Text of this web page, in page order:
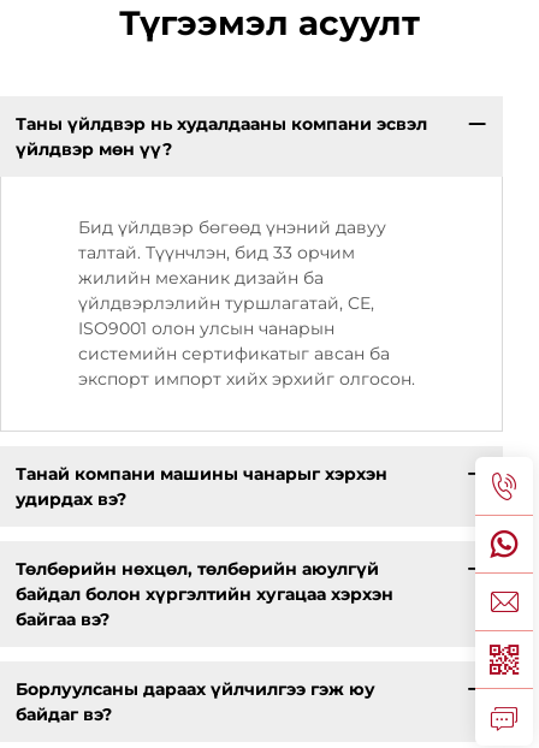
Түгээмэл асуулт
Таны үйлдвэр нь худалдааны компани эсвэл
үйлдвэр мөн үү?
Бид үйлдвэр бөгөөд үнэний давуу
талтай. Түүнчлэн, бид 33 орчим
жилийн механик дизайн ба
үйлдвэрлэлийн туршлагатай, CE,
ISO9001 олон улсын чанарын
системийн сертификатыг авсан ба
экспорт импорт хийх эрхийг олгосон.
Танай компани машины чанарыг хэрхэн
удирдах вэ?
Төлбөрийн нөхцөл, төлбөрийн аюулгүй
байдал болон хүргэлтийн хугацаа хэрхэн
байгаа вэ?
Борлуулсаны дараах үйлчилгээ гэж юу
байдаг вэ?